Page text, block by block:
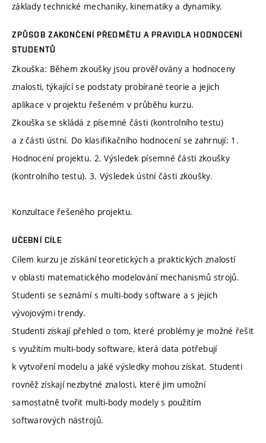
základy technické mechaniky, kinematiky a dynamiky.
ZPŮSOB ZAKONČENÍ PŘEDMĚTU A PRAVIDLA HODNOCENÍ
STUDENTŮ
Zkouška: Během zkoušky jsou prověřovány a hodnoceny
znalosti, týkající se podstaty probírané teorie a jejich
aplikace v projektu řešeném v průběhu kurzu.
Zkouška se skládá z písemné části (kontrolního testu)
a z části ústní. Do klasifikačního hodnocení se zahrnují: 1.
Hodnocení projektu. 2. Výsledek písemné části zkoušky
(kontrolního testu). 3. Výsledek ústní části zkoušky.
Konzultace řešeného projektu.
UČEBNÍ CÍLE
Cílem kurzu je získání teoretických a praktických znalostí
v oblasti matematického modelování mechanismů strojů.
Studenti se seznámí s multi-body software a s jejich
vývojovými trendy.
Studenti získají přehled o tom, které problémy je možné řešit
s využitím multi-body software, která data potřebují
k vytvoření modelu a jaké výsledky mohou získat. Studenti
rovněž získají nezbytné znalosti, které jim umožní
samostatně tvořit multi-body modely s použitím
softwarových nástrojů.